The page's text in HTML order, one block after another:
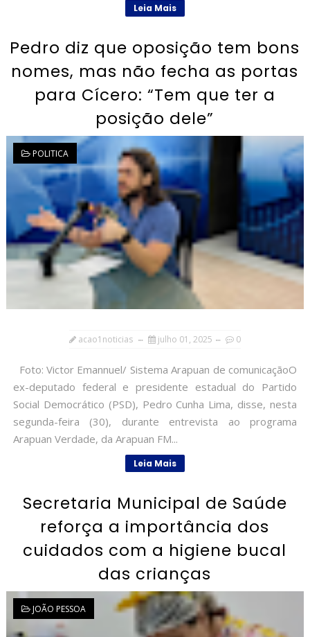
Leia Mais
Pedro diz que oposição tem bons
nomes, mas não fecha as portas
para Cícero: “Tem que ter a
posição dele”
POLITICA
acao1noticias julho 01, 2025 0
Foto: Victor Emannuel/ Sistema Arapuan de comunicaçãoO
ex-deputado federal e presidente estadual do Partido
Social Democrático (PSD), Pedro Cunha Lima, disse, nesta
segunda-feira (30), durante entrevista ao programa
Arapuan Verdade, da Arapuan FM...
Leia Mais
Secretaria Municipal de Saúde
reforça a importância dos
cuidados com a higiene bucal
das crianças
JOÃO PESSOA